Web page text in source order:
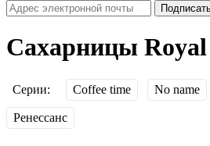
Сахарницы Royal
Серии: Coffee time No name
Ренессанс